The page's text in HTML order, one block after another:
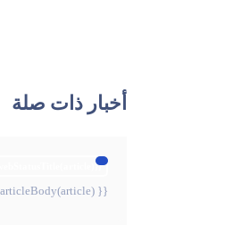
أخبار ذات صلة
{{webStatusTitle(article)}}
{{ articleBody(article) }}